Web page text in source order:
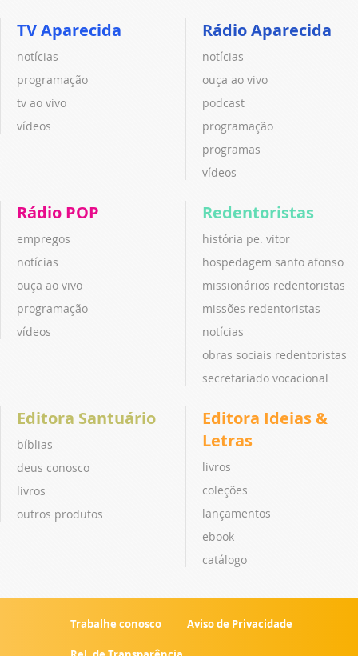
TV Aparecida
notícias
programação
tv ao vivo
vídeos
Rádio Aparecida
notícias
ouça ao vivo
podcast
programação
programas
vídeos
Rádio POP
empregos
notícias
ouça ao vivo
programação
vídeos
Redentoristas
história pe. vitor
hospedagem santo afonso
missionários redentoristas
missões redentoristas
notícias
obras sociais redentoristas
secretariado vocacional
Editora Santuário
bíblias
deus conosco
livros
outros produtos
Editora Ideias &
Letras
livros
coleções
lançamentos
ebook
catálogo
Trabalhe conosco Aviso de Privacidade